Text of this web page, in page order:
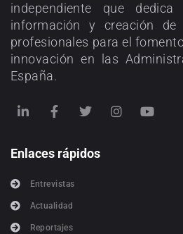
independiente que
información y creación
profesionales para el
innovación en las
España.
Enlaces rápidos
Entrevistas
Actualidad
Reportajes